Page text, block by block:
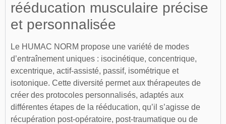
rééducation musculaire précise
et personnalisée
Le HUMAC NORM propose une variété de modes
d’entraînement uniques : isocinétique, concentrique,
excentrique, actif-assisté, passif, isométrique et
isotonique. Cette diversité permet aux thérapeutes de
créer des protocoles personnalisés, adaptés aux
différentes étapes de la rééducation, qu’il s’agisse de
récupération post-opératoire, post-traumatique ou de